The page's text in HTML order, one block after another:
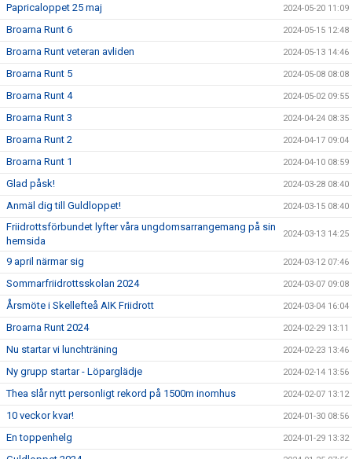
Papricaloppet 25 maj 2024-05-20 11:09
Broarna Runt 6 2024-05-15 12:48
Broarna Runt veteran avliden 2024-05-13 14:46
Broarna Runt 5 2024-05-08 08:08
Broarna Runt 4 2024-05-02 09:55
Broarna Runt 3 2024-04-24 08:35
Broarna Runt 2 2024-04-17 09:04
Broarna Runt 1 2024-04-10 08:59
Glad påsk! 2024-03-28 08:40
Anmäl dig till Guldloppet! 2024-03-15 08:40
Friidrottsförbundet lyfter våra ungdomsarrangemang på sin
hemsida
2024-03-13 14:25
9 april närmar sig 2024-03-12 07:46
Sommarfriidrottsskolan 2024 2024-03-07 09:08
Årsmöte i Skellefteå AIK Friidrott 2024-03-04 16:04
Broarna Runt 2024 2024-02-29 13:11
Nu startar vi lunchträning 2024-02-23 13:46
Ny grupp startar - Löparglädje 2024-02-14 13:56
Thea slår nytt personligt rekord på 1500m inomhus 2024-02-07 13:12
10 veckor kvar! 2024-01-30 08:56
En toppenhelg 2024-01-29 13:32